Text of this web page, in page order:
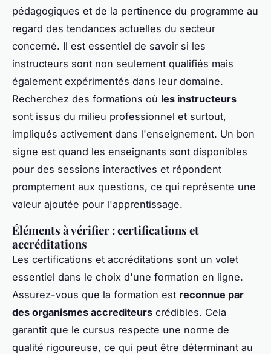
pédagogiques et de la pertinence du programme au
regard des tendances actuelles du secteur
concerné. Il est essentiel de savoir si les
instructeurs sont non seulement qualifiés mais
également expérimentés dans leur domaine.
Recherchez des formations où les instructeurs
sont issus du milieu professionnel et surtout,
impliqués activement dans l'enseignement. Un bon
signe est quand les enseignants sont disponibles
pour des sessions interactives et répondent
promptement aux questions, ce qui représente une
valeur ajoutée pour l'apprentissage.
Éléments à vérifier : certifications et
accréditations
Les certifications et accréditations sont un volet
essentiel dans le choix d'une formation en ligne.
Assurez-vous que la formation est reconnue par
des organismes accrediteurs crédibles. Cela
garantit que le cursus respecte une norme de
qualité rigoureuse, ce qui peut être déterminant au